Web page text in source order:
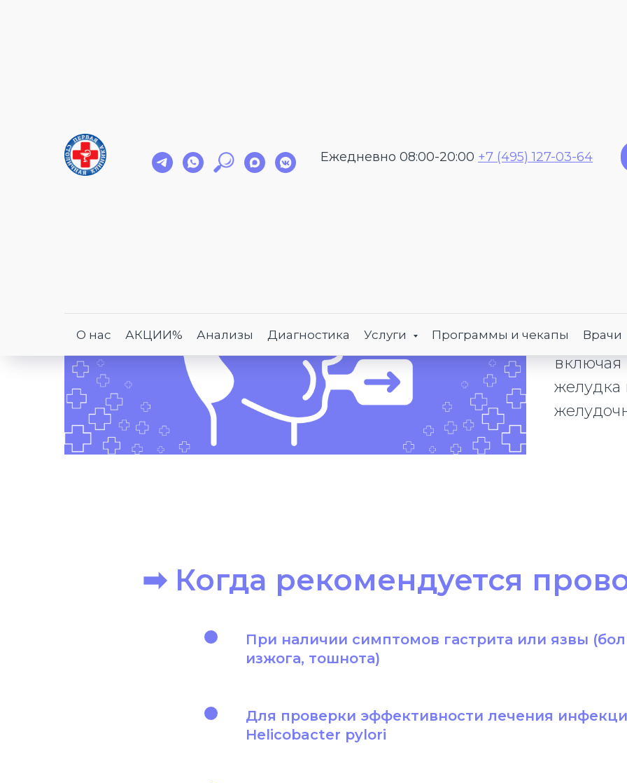
Ежедневно 08:00-20:00 +7 (495) 127-03-64
О нас АКЦИИ% Анализы Диагностика Услуги Программы и чекапы Врачи
включая
желудка
➡ Когда рекомендуется
При наличии симптомов гастрита или язвы
изжога, тошнота)
Для проверки эффективности лечения
Helicobacter pylori